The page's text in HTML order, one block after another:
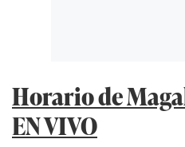
Horario de
EN VIVO